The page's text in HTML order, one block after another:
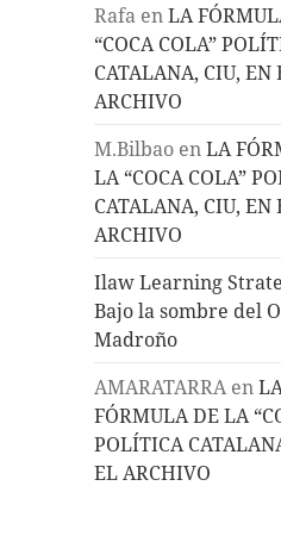
Rafa enLA
“COCA COLA”
CATALANA, CIU, EN
ARCHIVO
M.Bilbao enLA
LA “COCA COLA”
CATALANA, CIU, EN
ARCHIVO
Ilaw Learning
Bajo la sombre del
Madroño
AMARATARRAen
FÓRMULA DE LA
POLÍTICA
EL ARCHIVO